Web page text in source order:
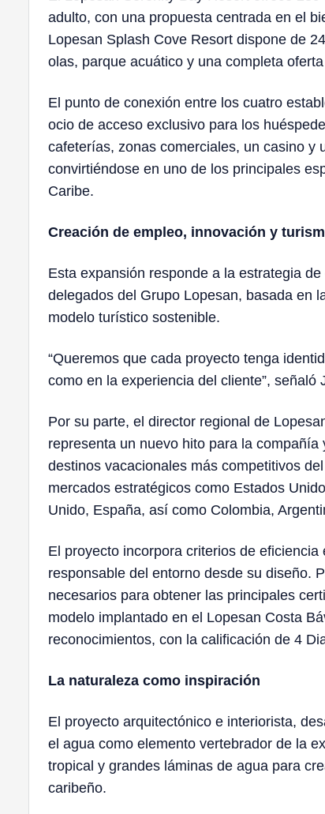
adulto, con una propuesta centrada en el
Lopesan Splash Cove Resort dispone de
olas, parque acuático y una completa
El punto de conexión entre los cuatro
ocio de acceso exclusivo para los
cafeterías, zonas comerciales, un casino y
convirtiéndose en uno de los principales
Caribe.
Creación de empleo, innovación y
Esta expansión responde a la estrategia
delegados del Grupo Lopesan, basada en
modelo turístico sostenible.
“Queremos que cada proyecto tenga
como en la experiencia del cliente”,
Por su parte, el director regional de
representa un nuevo hito para la
destinos vacacionales más competitivos
mercados estratégicos como Estados
Unido, España, así como Colombia,
El proyecto incorpora criterios de
responsable del entorno desde su diseño.
necesarios para obtener las principales
modelo implantado en el Lopesan Costa
reconocimientos, con la calificación de 4
La naturaleza como inspiración
El proyecto arquitectónico e interiorista,
el agua como elemento vertebrador de la
tropical y grandes láminas de agua para
caribeño.